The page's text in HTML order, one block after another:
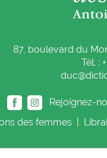
87, boulevard du
Tél. :
Rejoignez-
des femmes